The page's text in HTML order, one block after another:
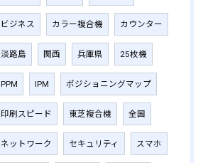
ビジネス カラー複合機 カウンター
淡路島 関西 兵庫県 25枚機
PPM IPM ポジショニングマップ
印刷スピード 東芝複合機 全国
ネットワーク セキュリティ スマホ